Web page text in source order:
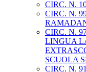
CIRC. N.
CIRC. N.
CIRC. N.
LINGUA
SCUOLA
CIRC. N.